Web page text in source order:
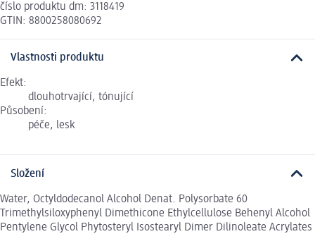
číslo produktu dm: 3118419
GTIN: 8800258080692
Vlastnosti produktu
Efekt:
dlouhotrvající, tónující
Působení:
péče, lesk
Složení
Water, Octyldodecanol Alcohol Denat. Polysorbate 60
Trimethylsiloxyphenyl Dimethicone Ethylcellulose Behenyl Alcohol
Pentylene Glycol Phytosteryl Isostearyl Dimer Dilinoleate Acrylates